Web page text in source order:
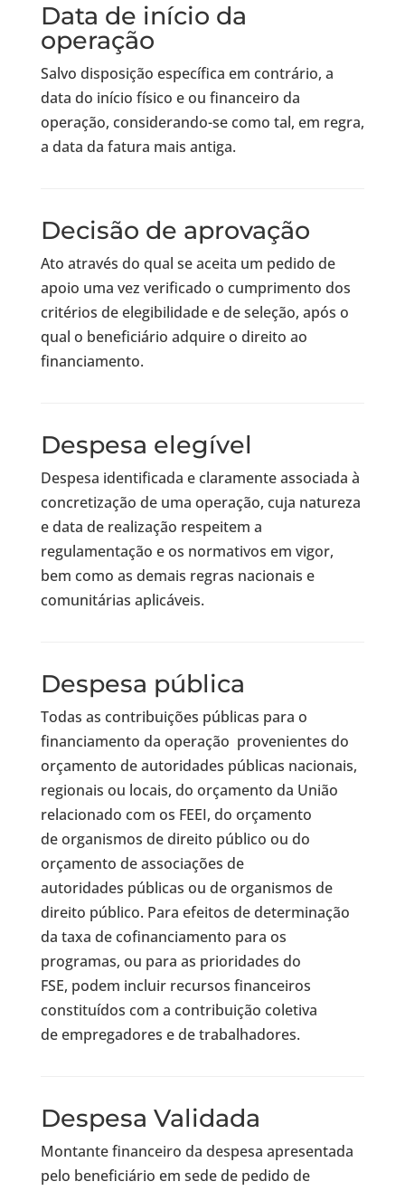
Data de início da
operação
Salvo disposição específica em contrário, a
data do início físico e ou financeiro da
operação, considerando-se como tal, em regra,
a data da fatura mais antiga.
Decisão de aprovação
Ato através do qual se aceita um pedido de
apoio uma vez verificado o cumprimento dos
critérios de elegibilidade e de seleção, após o
qual o beneficiário adquire o direito ao
financiamento.
Despesa elegível
Despesa identificada e claramente associada à
concretização de uma operação, cuja natureza
e data de realização respeitem a
regulamentação e os normativos em vigor,
bem como as demais regras nacionais e
comunitárias aplicáveis.
Despesa pública
Todas as contribuições públicas para o
financiamento da operação provenientes do
orçamento de autoridades públicas nacionais,
regionais ou locais, do orçamento da União
relacionado com os FEEI, do orçamento
de organismos de direito público ou do
orçamento de associações de
autoridades públicas ou de organismos de
direito público. Para efeitos de determinação
da taxa de cofinanciamento para os
programas, ou para as prioridades do
FSE, podem incluir recursos financeiros
constituídos com a contribuição coletiva
de empregadores e de trabalhadores.
Despesa Validada
Montante financeiro da despesa apresentada
pelo beneficiário em sede de pedido de